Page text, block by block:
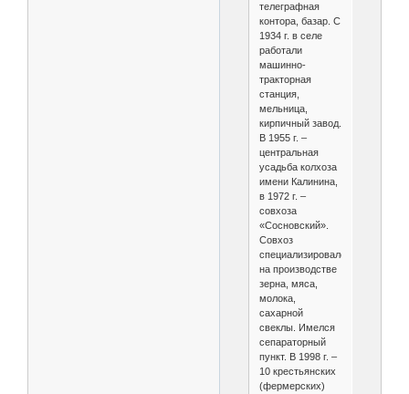
телеграфная
контора, базар. С
1934 г. в селе
работали
машинно-
тракторная
станция,
мельница,
кирпичный завод.
В 1955 г. –
центральная
усадьба колхоза
имени Калинина,
в 1972 г. –
совхоза
«Сосновский».
Совхоз
специализировался
на производстве
зерна, мяса,
молока,
сахарной
свеклы. Имелся
сепараторный
пункт. В 1998 г. –
10 крестьянских
(фермерских)